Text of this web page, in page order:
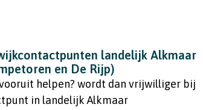
landelijk Alkmaar
en De Rijp)
helpen? wordt dan vrijwilliger bij
in landelijk Alkmaar